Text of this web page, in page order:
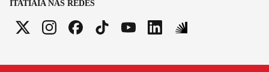
ITATIAIA NAS REDES